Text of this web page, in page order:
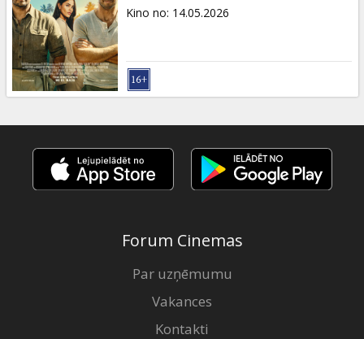
kartes
Uzkodas
B2B
Kino
Klubs
Kino no: 14.05.2026
Forum Cinemas
Par uzņēmumu
Vakances
Kontakti